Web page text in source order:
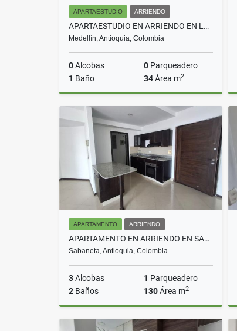
APARTAESTUDIO ARRIENDO
APARTAESTUDIO EN ARRIENDO EN LAURELES COD 10618
Medellín, Antioquia, Colombia
0Alcobas 0 Parqueadero
1 Baño 34Área m2
Arriendo
$2.200.000
APARTAMENTO ARRIENDO
APARTAMENTO EN ARRIENDO EN SABANETA COD 10664
Sabaneta, Antioquia, Colombia
3Alcobas 1 Parqueadero
2 Baños 130Área m2
Arriendo